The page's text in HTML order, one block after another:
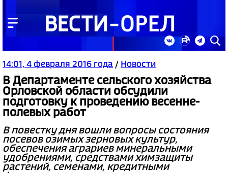
14:01, 4 февраля 2016 года / Новости
В Департаменте сельского хозяйства
Орловской области обсудили
подготовку к проведению весенне-
полевых работ
В повестку дня вошли вопросы состояния
посевов озимых зерновых культур,
обеспечения аграриев минеральными
удобрениями, средствами химзащиты
растений, семенами, кредитными